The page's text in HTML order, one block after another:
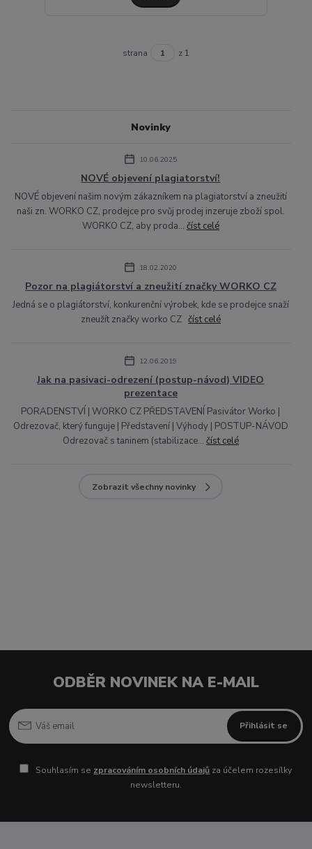
strana z 1
Novinky
10.06.2025
NOVÉ objevení plagiatorství!
NOVÉ objevení našim novým zákazníkem na plagiatorství a zneužití
naši zn. WORKO CZ, prodejce pro svůj prodej inzeruje zboží spol.
WORKO CZ, aby proda... číst celé
18.02.2020
Pozor na plagiátorství a zneužití značky WORKO CZ
Jedná se o plagiátorství, konkurenční výrobek, kde se prodejce snaží
zneužít značky worko CZ číst celé
12.06.2019
Jak na pasivaci-odrezení (postup-návod) VIDEO
prezentace
PORADENSTVÍ | WORKO CZ PŘEDSTAVENÍ Pasivátor Worko |
Odrezovač, který funguje | Představení | Výhody | POSTUP-NÁVOD
Odrezovač s taninem (stabilizace... číst celé
Zobrazit všechny novinky
ODBĚR NOVINEK NA E-MAIL
Přihlásit se
Souhlasím se zpracováním osobních údajů za účelem rozesílky
newsletteru.